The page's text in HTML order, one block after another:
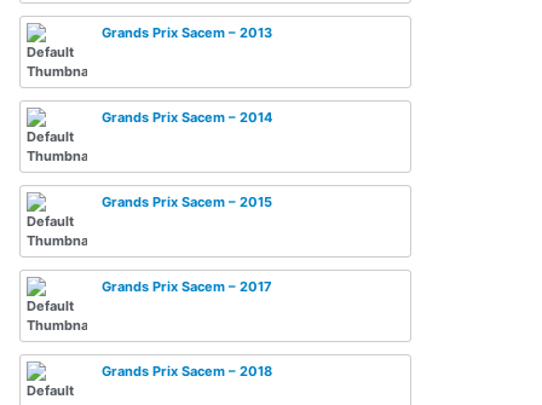
Grands Prix Sacem – 2013
Grands Prix Sacem – 2014
Grands Prix Sacem – 2015
Grands Prix Sacem – 2017
Grands Prix Sacem – 2018